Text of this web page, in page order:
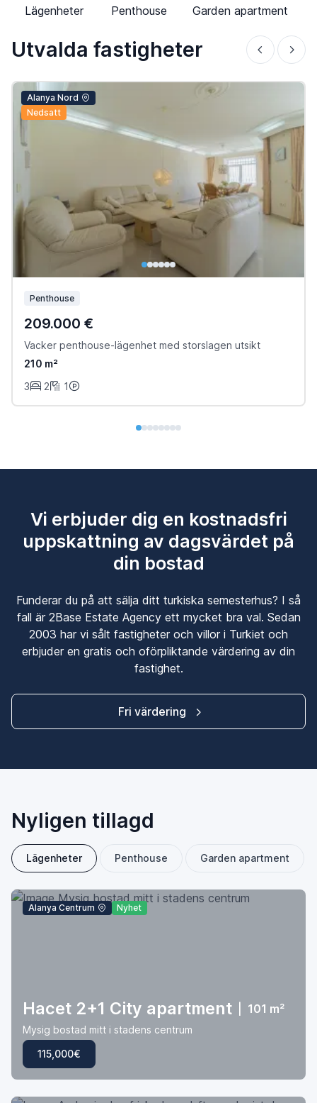
Lägenheter Penthouse Garden apartment
Utvalda fastigheter
Alanya Nord
Nedsatt
Penthouse
209.000 €
Vacker penthouse-lägenhet med storslagen utsikt
210 m²
3
2 1
Vi erbjuder dig en kostnadsfri
uppskattning av dagsvärdet på
din bostad
Funderar du på att sälja ditt turkiska semesterhus? I så
fall är 2Base Estate Agency ett mycket bra val. Sedan
2003 har vi sålt fastigheter och villor i Turkiet och
erbjuder en gratis och oförpliktande värdering av din
fastighet.
Fri värdering
Nyligen tillagd
Lägenheter Penthouse Garden apartment
Alanya Centrum Nyhet
Hacet 2+1 City apartment 101 m²
Mysig bostad mitt i stadens centrum
115,000€